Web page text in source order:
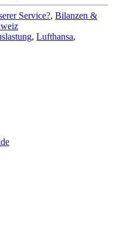
Service?, Bilanzen &
, Lufthansa,